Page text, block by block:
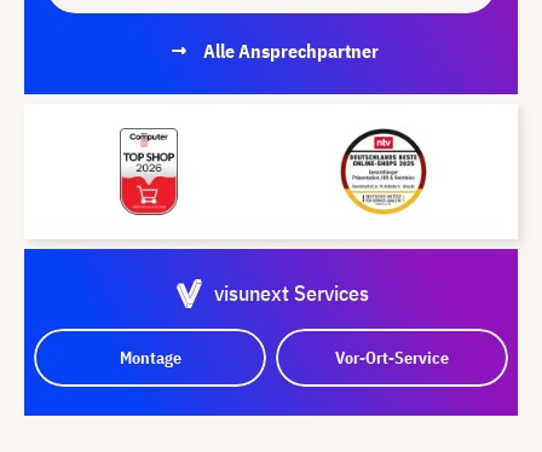
Alle Ansprechpartner
visunext Services
Montage Vor-Ort-Service